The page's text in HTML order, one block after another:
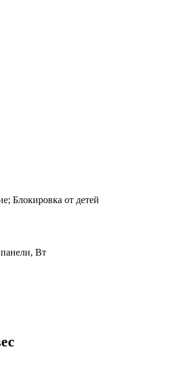
Блокировка от детей
Вт